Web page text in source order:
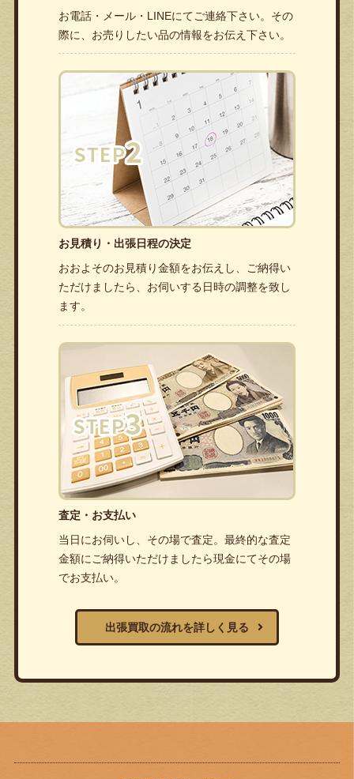
お電話・メール・LINEにてご連絡下さい。その
際に、お売りしたい品の情報をお伝え下さい。
お見積り・出張日程の決定
おおよそのお見積り金額をお伝えし、ご納得い
ただけましたら、お伺いする日時の調整を致し
ます。
査定・お支払い
当日にお伺いし、その場で査定。最終的な査定
金額にご納得いただけましたら現金にてその場
でお支払い。
出張買取の流れを詳しく見る